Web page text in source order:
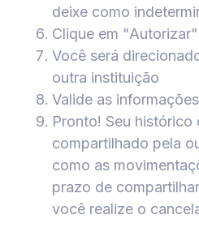
deixe como
Clique em "Autorizar"
Você será
outra instituição
Valide as
Pronto! Seu histórico
compartilhado pela
como as
prazo de
você realize o